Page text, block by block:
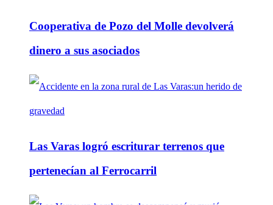
Cooperativa de Pozo del Molle devolverá
dinero a sus asociados
Las Varas logró escriturar terrenos que
pertenecían al Ferrocarril